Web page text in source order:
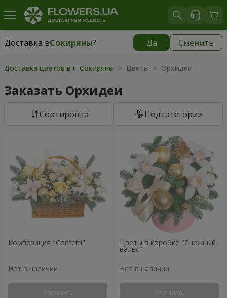
Доставка вСокиряны? Да Сменить
Доставка вСокиряны|
Доставка цветов в г. Сокиряны > Цветы > Орхидеи
Заказать Орхидеи
Cортировка Подкатегории
Композиция "Confetti"
Нет в наличии
Уточнить
Цветы в коробке "Снежный
вальс"
Нет в наличии
Уточнить